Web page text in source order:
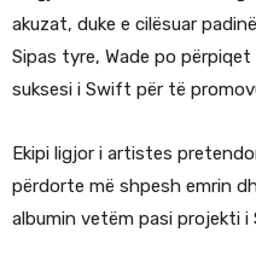
akuzat, duke e cilësuar
Sipas tyre, Wade po
suksesi i Swift për të
Ekipi ligjor i artistes
përdorte më shpesh emrin
albumin vetëm pasi projekti i